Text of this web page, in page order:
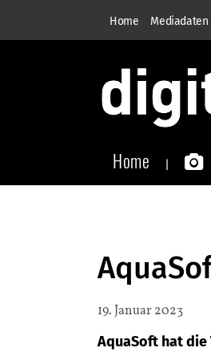
Home Mediadaten
Home
19. Januar 2023
AquaSoft hat die